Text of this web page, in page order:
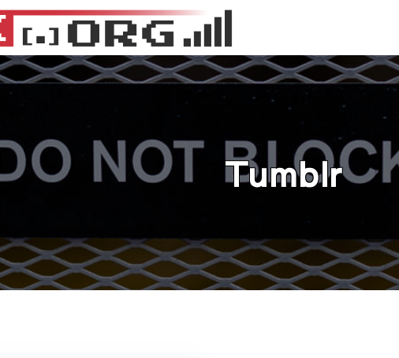
Tumblr